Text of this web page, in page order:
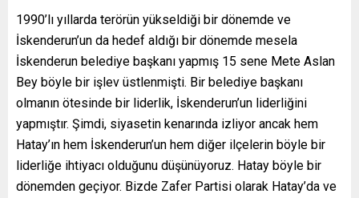
1990’lı yıllarda terörün yükseldiği bir dönemde ve
İskenderun’un da hedef aldığı bir dönemde mesela
İskenderun belediye başkanı yapmış 15 sene Mete Aslan
Bey böyle bir işlev üstlenmişti. Bir belediye başkanı
olmanın ötesinde bir liderlik, İskenderun’un liderliğini
yapmıştır. Şimdi, siyasetin kenarında izliyor ancak hem
Hatay’ın hem İskenderun’un hem diğer ilçelerin böyle bir
liderliğe ihtiyacı olduğunu düşünüyoruz. Hatay böyle bir
dönemden geçiyor. Bizde Zafer Partisi olarak Hatay’da ve